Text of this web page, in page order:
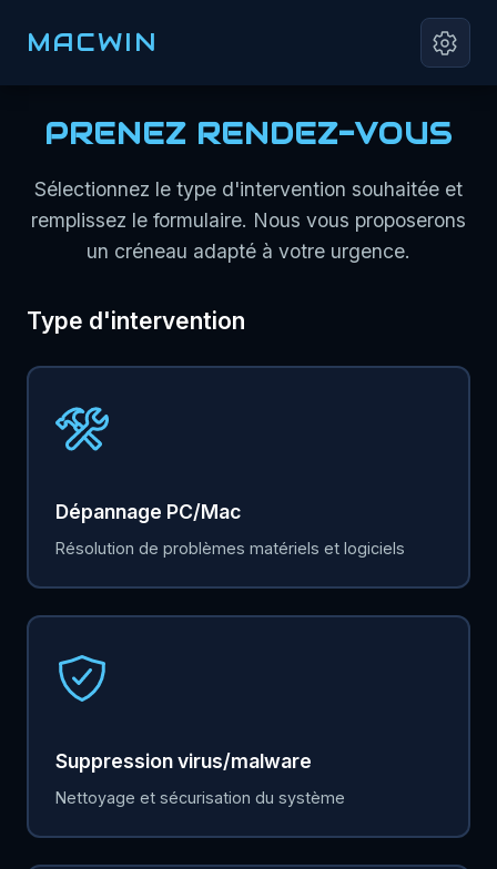
MACWIN
PRENEZ RENDEZ-VOUS
Sélectionnez le type d'intervention souhaitée et
remplissez le formulaire. Nous vous proposerons
un créneau adapté à votre urgence.
Type d'intervention
Dépannage PC/Mac
Résolution de problèmes matériels et logiciels
Suppression virus/malware
Nettoyage et sécurisation du système